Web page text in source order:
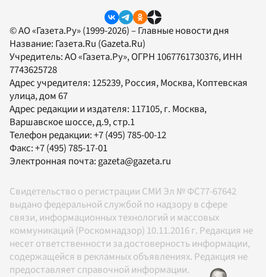
© АО «Газета.Ру» (1999-2026) – Главные новости дня
Название: Газета.Ru (Gazeta.Ru)
Учредитель:АО «Газета.Ру», ОГРН 1067761730376, ИНН
7743625728
Адрес учредителя: 125239, Россия, Москва, Коптевская
улица, дом 67
Адрес редакции и издателя: 117105, г. Москва,
Варшавское шоссе, д.9, стр.1
Телефон редакции:+7 (495) 785-00-12
Факс:+7 (495) 785-17-01
Электронная почта:gazeta@gazeta.ru
Свидетельство о регистрации СМИ Эл № ФС77-67642
выдано федеральной службой по надзору в сфере
связи, информационных технологий и массовых
коммуникаций (Роскомнадзор) 10.11.2016 г. Редакция не
несет ответственности за достоверность информации,
содержащейся в рекламных объявлениях. Редакция не
предоставляет справочной информации.